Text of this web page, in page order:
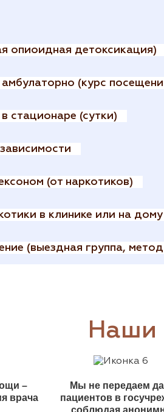
опиоидная детоксикация)
(курс
стационаре (сутки)
(от наркотиков)
в клинике или на дому
(выездная группа,
Наши
–
врача
Мы не передаем
пациентов в